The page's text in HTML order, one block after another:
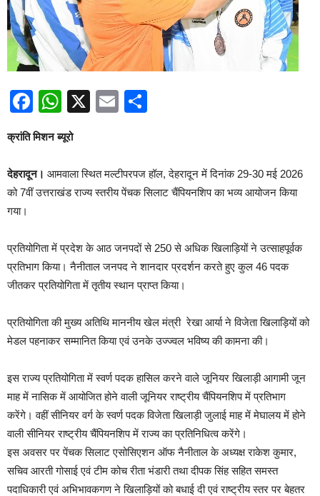
Facebook
WhatsApp
X Email
क्रांति मिशन ब्यूरो
देहरादून। आमवाला स्थित मल्टीपरपज हॉल, देहरादून में दिनांक 29-30 मई 2026
को 7वीं उत्तराखंड राज्य स्तरीय पेंचक सिलाट चैंपियनशिप का भव्य आयोजन किया
गया।
प्रतियोगिता में प्रदेश के आठ जनपदों से 250 से अधिक खिलाड़ियों ने उत्साहपूर्वक
प्रतिभाग किया। नैनीताल जनपद ने शानदार प्रदर्शन करते हुए कुल 46 पदक
जीतकर प्रतियोगिता में तृतीय स्थान प्राप्त किया।
प्रतियोगिता की मुख्य अतिथि माननीय खेल मंत्री रेखा आर्या ने विजेता खिलाड़ियों को
मेडल पहनाकर सम्मानित किया एवं उनके उज्ज्वल भविष्य की कामना की।
इस राज्य प्रतियोगिता में स्वर्ण पदक हासिल करने वाले जूनियर खिलाड़ी आगामी जून
माह में नासिक में आयोजित होने वाली जूनियर राष्ट्रीय चैंपियनशिप में प्रतिभाग
करेंगे। वहीं सीनियर वर्ग के स्वर्ण पदक विजेता खिलाड़ी जुलाई माह में मेघालय में होने
वाली सीनियर राष्ट्रीय चैंपियनशिप में राज्य का प्रतिनिधित्व करेंगे।
इस अवसर पर पेंचक सिलाट एसोसिएशन ऑफ नैनीताल के अध्यक्ष राकेश कुमार,
सचिव आरती गोसाई एवं टीम कोच रीता भंडारी तथा दीपक सिंह सहित समस्त
पदाधिकारी एवं अभिभावकगण ने खिलाड़ियों को बधाई दी एवं राष्ट्रीय स्तर पर बेहतर